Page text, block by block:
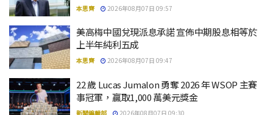
本思齊 2026年08月07日 09:57
美高梅中國兌現派息承諾 宣佈中期股息相等於
上半年純利五成
本思齊 2026年08月07日 09:47
22 歲 Lucas Jumalon 勇奪 2026 年 WSOP 主賽
事冠軍，贏取1,000 萬美元獎金
新聞編輯部 2026年08月07日 09:30